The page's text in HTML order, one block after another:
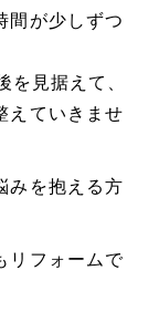
間が少しずつ
を見据えて、
えていきませ
みを抱える方
リフォームで